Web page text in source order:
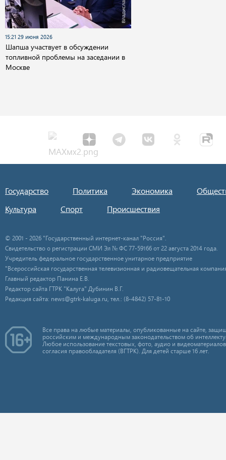
15:21 29 июня 2026
Шапша участвует в обсуждении
топливной проблемы на заседании в
Москве
Государство Политика Экономика
Культура
Спорт Происшествия
© 2001 - 2026 "Государственный интернет-канал "Россия".
Свидетельство о регистрации СМИ Эл № ФС 77-59166 от 22 августа 2014 года.
Учредитель федеральное государственное унитарное предприятие
"Всероссийская государственная телевизионная и радиовещательная
Главный редактор Панина Е.В.
Редактор сайта ГТРК "Калуга" Дубинин В.Г.
Редакция сайта: news@gtrk-kaluga.ru, тел.: (8-4842) 57-81-10
Все права на любые материалы, опубликованные на сайте,
российским и международным законодательством об
Любое использование текстовых, фото, аудио и
согласия правообладателя (ВГТРК). Для детей старше 16 лет.